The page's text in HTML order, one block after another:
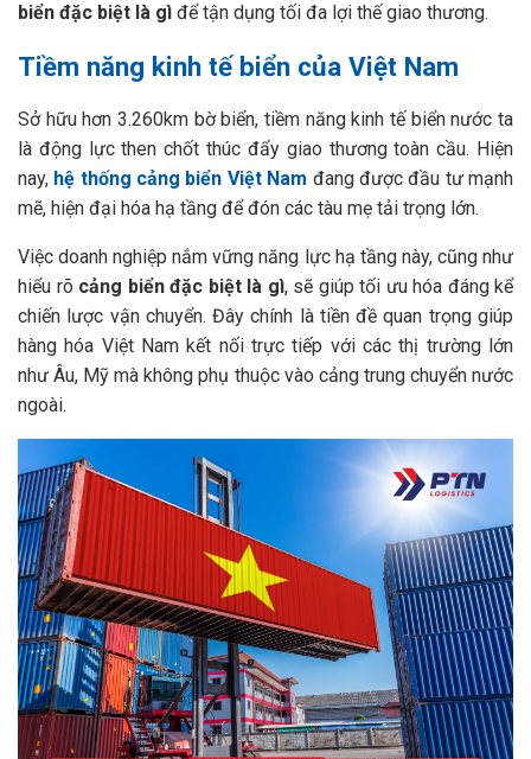
biển đặc biệt là gì để tận dụng tối đa lợi thế giao thương.
Tiềm năng kinh tế biển của Việt Nam
Sở hữu hơn 3.260km bờ biển, tiềm năng kinh tế biển nước ta
là động lực then chốt thúc đẩy giao thương toàn cầu. Hiện
nay, hệ thống cảng biển Việt Nam đang được đầu tư mạnh
mẽ, hiện đại hóa hạ tầng để đón các tàu mẹ tải trọng lớn.
Việc doanh nghiệp nắm vững năng lực hạ tầng này, cũng như
hiểu rõ cảng biển đặc biệt là gì, sẽ giúp tối ưu hóa đáng kể
chiến lược vận chuyển. Đây chính là tiền đề quan trọng giúp
hàng hóa Việt Nam kết nối trực tiếp với các thị trường lớn
như Âu, Mỹ mà không phụ thuộc vào cảng trung chuyển nước
ngoài.